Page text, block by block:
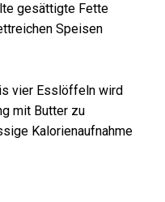
gesättigte Fette
Speisen
vier Esslöffeln wird
mit Butter zu
Kalorienaufnahme